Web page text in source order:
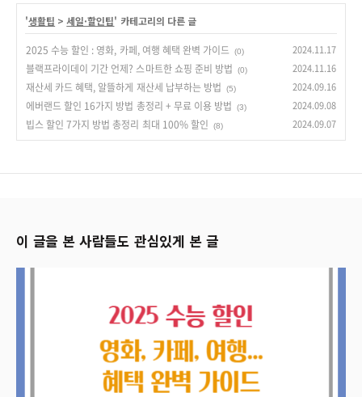
'생활팁 >세일·할인팁' 카테고리의 다른 글
2025 수능 할인 : 영화, 카페, 여행 혜택 완벽 가이드 (0) 2024.11.17
블랙프라이데이 기간 언제? 스마트한 쇼핑 준비 방법 (0) 2024.11.16
재산세 카드 혜택, 알뜰하게 재산세 납부하는 방법 (5) 2024.09.16
에버랜드 할인 16가지 방법 총정리 + 무료 이용 방법 (3) 2024.09.08
빕스 할인 7가지 방법 총정리 최대 100% 할인 (8) 2024.09.07
이 글을 본 사람들도 관심있게 본 글